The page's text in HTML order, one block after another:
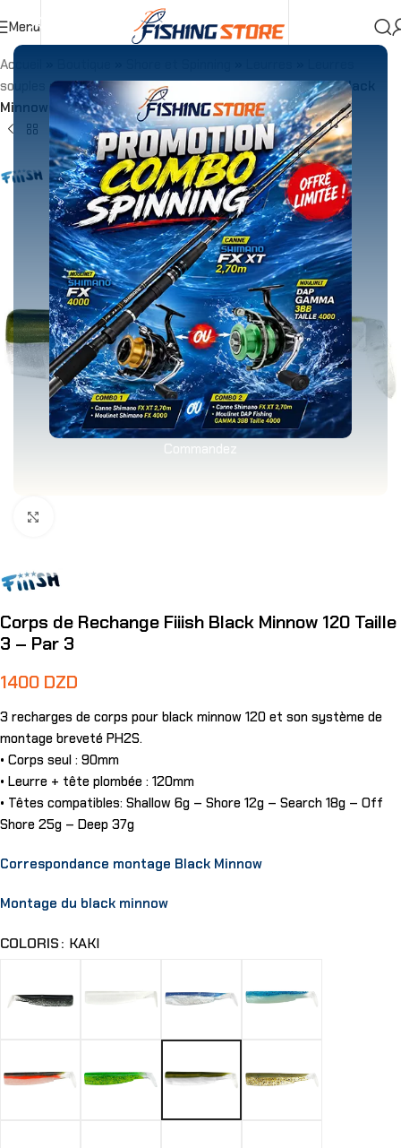
Commandez
Menu
Accueil
souples
»Corps rechange»Corps de Rechange Fiiish Black
Minnow 120 Taille 3 – Par 3
Corps de Rechange Fiiish Black Minnow 120 Taille
3 – Par 3
1400 DZD
3 recharges de corps pour black minnow 120 et son système de
montage breveté PH2S.
• Corps seul : 90mm
• Leurre + tête plombée : 120mm
• Têtes compatibles: Shallow 6g – Shore 12g – Search 18g – Off
Shore 25g – Deep 37g
Correspondance montage Black Minnow
Montage du black minnow
COLORIS KAKI